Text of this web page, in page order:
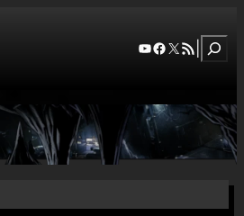
YouTube
Facebook
X RSS Feed